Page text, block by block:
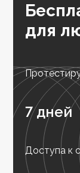
для
7 дней
Доступа к